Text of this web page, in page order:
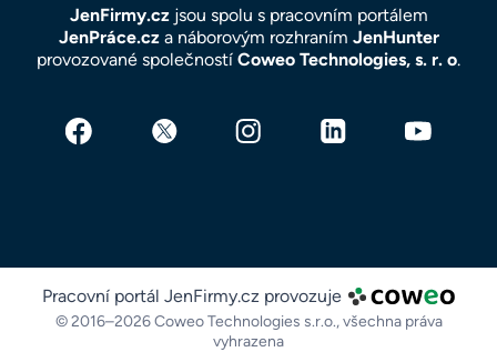
JenFirmy.czjsou spolu s pracovním portálem
JenPráce.cza náborovým rozhraním JenHunter
provozované společností Coweo Technologies, s. r. o.
Pracovní portál JenFirmy.cz provozuje
© 2016–2026 Coweo Technologies s.r.o.,všechna práva
vyhrazena